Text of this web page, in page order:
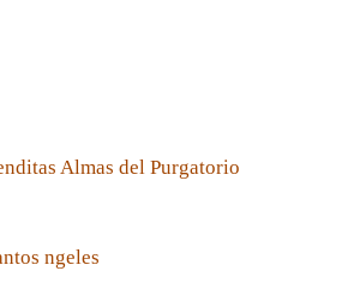
Almas del Purgatorio
ngeles